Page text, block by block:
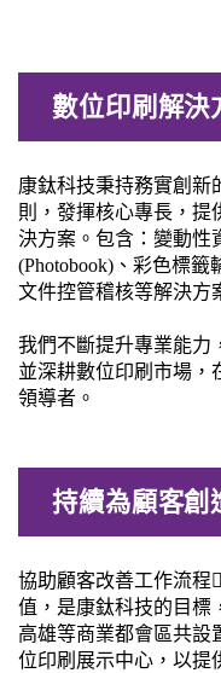
數位印刷解決
康鈦科技秉持務實創新
則，發揮核心專長，提
決方案。包含：變動性
(Photobook)、彩色標
文件控管稽核等解決方
我們不斷提升專業能力
並深耕數位印刷市場，
領導者。
持續為顧客創
協助顧客改善工作流程
值，是康鈦科技的目標
高雄等商業都會區共設
位印刷展示中心，以提